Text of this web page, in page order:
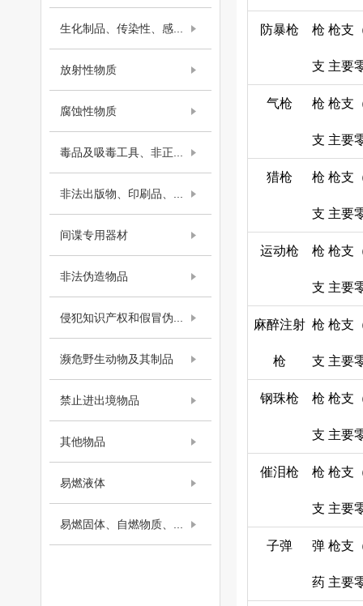
生化制品、传染性、感...
放射性物质
腐蚀性物质
毒品及吸毒工具、非正...
非法出版物、印刷品、...
间谍专用器材
非法伪造物品
侵犯知识产权和假冒伪...
濒危野生动物及其制品
禁止进出境物品
其他物品
易燃液体
易燃固体、自燃物质、...
防暴枪 枪
支
枪支
主要
气枪 枪
支
枪支
主要
猎枪 枪
支
枪支
主要
运动枪 枪
支
枪支
主要
麻醉注射
枪
枪
支
枪支
主要
钢珠枪 枪
支
枪支
主要
催泪枪 枪
支
枪支
主要
子弹 弹
药
枪支
主要